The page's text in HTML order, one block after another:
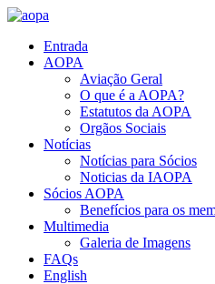
Entrada
AOPA
Aviação Geral
O que é a AOPA?
Estatutos da AOPA
Orgãos Sociais
Notícias
Notícias para Sócios
Noticias da IAOPA
Sócios AOPA
Benefícios para os
Multimedia
Galeria de Imagens
FAQs
English